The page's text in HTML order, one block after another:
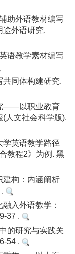
助外语教材编写
途外语研究.
语教学素材编写
同体构建研究.
——以职业教育
人文社会科学版).
学英语教学路径
教程2》为例. 黑
建构：内涵阐析
入外语教学：
37 .
的研究与实践关
54 .